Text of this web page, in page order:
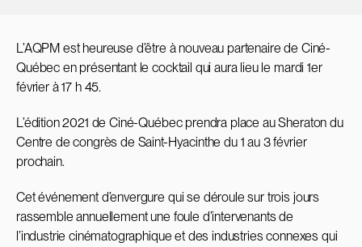
L’AQPM est heureuse d’être à nouveau partenaire de Ciné-
Québec en présentant le cocktail qui aura lieu le mardi 1er
février à 17 h 45.
L’édition 2021 de Ciné-Québec prendra place au Sheraton du
Centre de congrès de Saint-Hyacinthe du 1 au 3 février
prochain.
Cet événement d’envergure qui se déroule sur trois jours
rassemble annuellement une foule d’intervenants de
l’industrie cinématographique et des industries connexes qui